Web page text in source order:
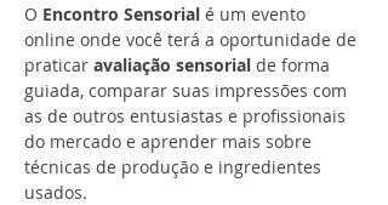
O Encontro Sensorial é um evento
online onde você terá a oportunidade de
praticar avaliação sensorial de forma
guiada, comparar suas impressões com
as de outros entusiastas e profissionais
do mercado e aprender mais sobre
técnicas de produção e ingredientes
usados.